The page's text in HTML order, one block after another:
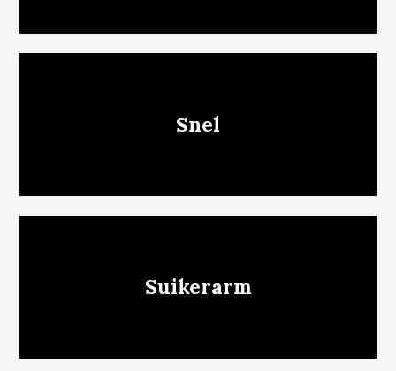
Snel
Suikerarm